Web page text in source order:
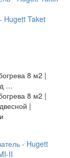
Hugett Taket
8 м2 |
…
8 м2 |
|